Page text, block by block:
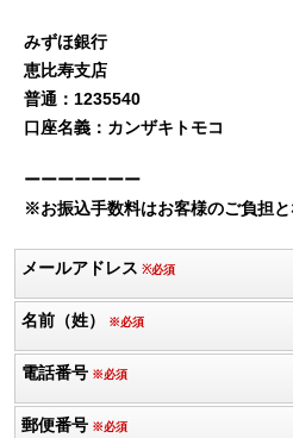
みずほ銀行
恵比寿支店
普通：1235540
口座名義：カンザキトモコ
ーーーーーーー
※お振込手数料はお客様のご負担と
メールアドレス ※必須
名前（姓） ※必須
電話番号 ※必須
郵便番号 ※必須